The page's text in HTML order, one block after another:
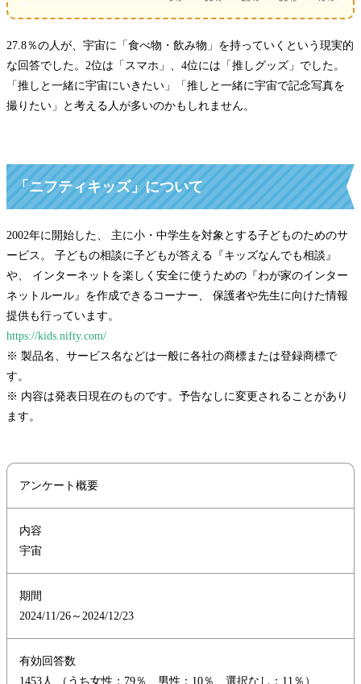
27.8％の人が、宇宙に「食べ物・飲み物」を持っていくという現実的
な回答でした。2位は「スマホ」、4位には「推しグッズ」でした。
「推しと一緒に宇宙にいきたい」「推しと一緒に宇宙で記念写真を
撮りたい」と考える人が多いのかもしれません。
「ニフティキッズ」について
2002年に開始した、 主に小・中学生を対象とする子どものためのサ
ービス。 子どもの相談に子どもが答える『キッズなんでも相談』
や、 インターネットを楽しく安全に使うための『わが家のインター
ネットルール』を作成できるコーナー、 保護者や先生に向けた情報
提供も行っています。
https://kids.nifty.com/
※ 製品名、サービス名などは一般に各社の商標または登録商標で
す。
※ 内容は発表日現在のものです。予告なしに変更されることがあり
ます。
アンケート概要
内容
宇宙
期間
2024/11/26～2024/12/23
有効回答数
1453人 （うち女性：79％ 男性：10％ 選択なし：11％）